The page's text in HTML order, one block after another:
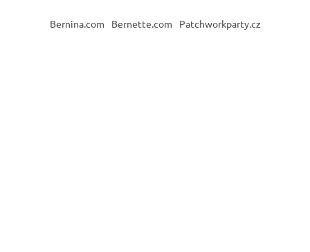
Bernina.com Bernette.com Patchworkparty.cz